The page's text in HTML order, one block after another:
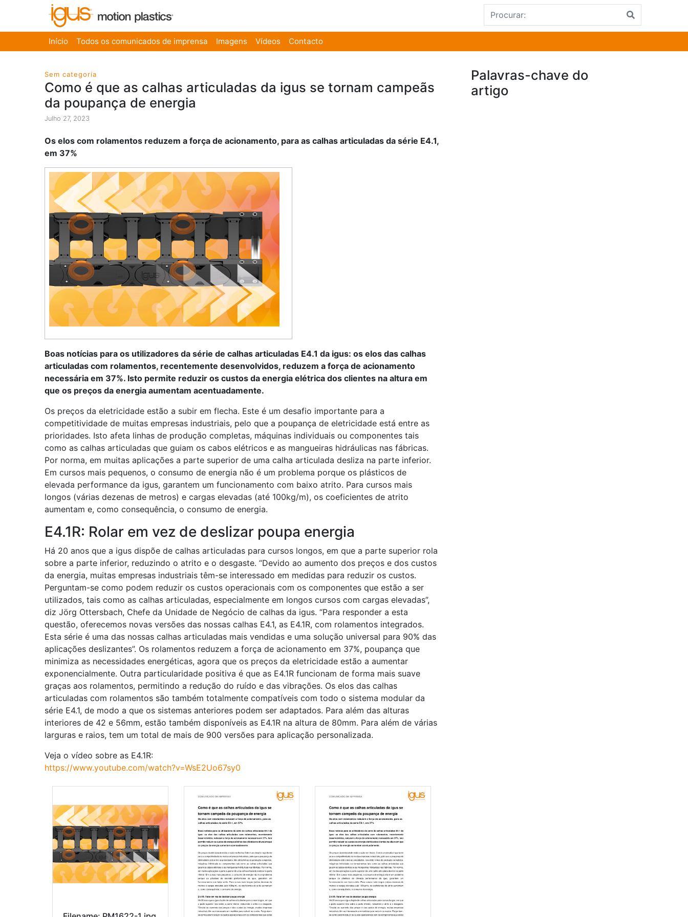
Início Todos os comunicados de imprensa Imagens Vídeos Contacto
Sem categoria
Como é que as calhas articuladas da igus se tornam campeãs
da poupança de energia
Julho 27, 2023
Os elos com rolamentos reduzem a força de acionamento, para as calhas articuladas da série E4.1,
em 37%
Boas notícias para os utilizadores da série de calhas articuladas E4.1 da igus: os elos das calhas
articuladas com rolamentos, recentemente desenvolvidos, reduzem a força de acionamento
necessária em 37%. Isto permite reduzir os custos da energia elétrica dos clientes na altura em
que os preços da energia aumentam acentuadamente.
Os preços da eletricidade estão a subir em flecha. Este é um desafio importante para a
competitividade de muitas empresas industriais, pelo que a poupança de eletricidade está entre as
prioridades. Isto afeta linhas de produção completas, máquinas individuais ou componentes tais
como as calhas articuladas que guiam os cabos elétricos e as mangueiras hidráulicas nas fábricas.
Por norma, em muitas aplicações a parte superior de uma calha articulada desliza na parte inferior.
Em cursos mais pequenos, o consumo de energia não é um problema porque os plásticos de
elevada performance da igus, garantem um funcionamento com baixo atrito. Para cursos mais
longos (várias dezenas de metros) e cargas elevadas (até 100kg/m), os coeficientes de atrito
aumentam e, como consequência, o consumo de energia.
E4.1R: Rolar em vez de deslizar poupa energia
Há 20 anos que a igus dispõe de calhas articuladas para cursos longos, em que a parte superior rola
sobre a parte inferior, reduzindo o atrito e o desgaste. “Devido ao aumento dos preços e dos custos
da energia, muitas empresas industriais têm-se interessado em medidas para reduzir os custos.
Perguntam-se como podem reduzir os custos operacionais com os componentes que estão a ser
utilizados, tais como as calhas articuladas, especialmente em longos cursos com cargas elevadas”,
diz Jörg Ottersbach, Chefe da Unidade de Negócio de calhas da igus. “Para responder a esta
questão, oferecemos novas versões das nossas calhas E4.1, as E4.1R, com rolamentos integrados.
Esta série é uma das nossas calhas articuladas mais vendidas e uma solução universal para 90% das
aplicações deslizantes”. Os rolamentos reduzem a força de acionamento em 37%, poupança que
minimiza as necessidades energéticas, agora que os preços da eletricidade estão a aumentar
exponencialmente. Outra particularidade positiva é que as E4.1R funcionam de forma mais suave
graças aos rolamentos, permitindo a redução do ruído e das vibrações. Os elos das calhas
articuladas com rolamentos são também totalmente compatíveis com todo o sistema modular da
série E4.1, de modo a que os sistemas anteriores podem ser adaptados. Para além das alturas
interiores de 42 e 56mm, estão também disponíveis as E4.1R na altura de 80mm. Para além de várias
larguras e raios, tem um total de mais de 900 versões para aplicação personalizada.
Veja o vídeo sobre as E4.1R:
https://www.youtube.com/watch?v=WsE2Uo67sy0
Palavras-chave do
artigo